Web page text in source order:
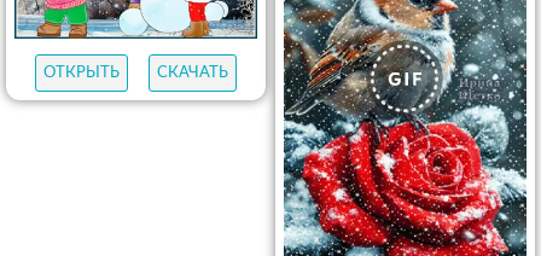
ОТКРЫТЬ СКАЧАТЬ